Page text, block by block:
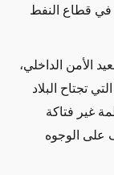
في قطاع النفط
الأمن الداخلي،
تجتاح البلاد
غير فتاكة
على الوجوه